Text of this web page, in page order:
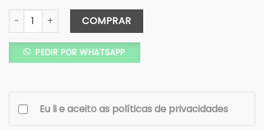
Convite Janela Aba Reta – KRAFT Estampado - Lacre de
COMPRAR
PEDIR POR WHATSAPP
Eu li e aceito as políticas de privacidades